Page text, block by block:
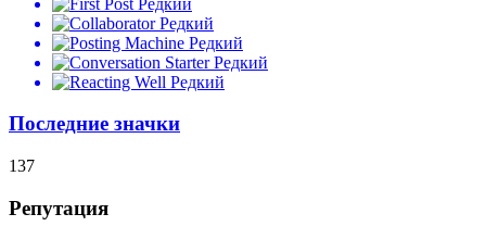
Редкий
Редкий
Редкий
Редкий
Последние значки
137
Репутация